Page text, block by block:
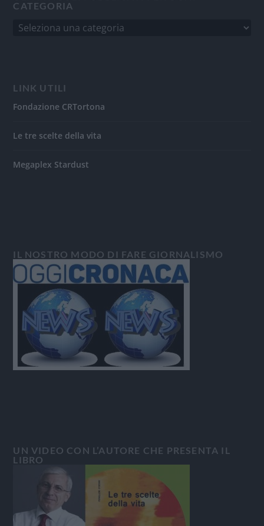
CATEGORIA
LINK UTILI
Fondazione CRTortona
Le tre scelte della vita
Megaplex Stardust
IL NOSTRO MODO DI FARE GIORNALISMO
UN VIDEO CON L’AUTORE CHE PRESENTA IL
LIBRO